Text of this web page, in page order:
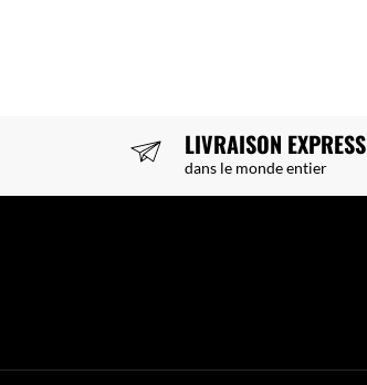
LIVRAISON EXPRESS
dans le monde entier